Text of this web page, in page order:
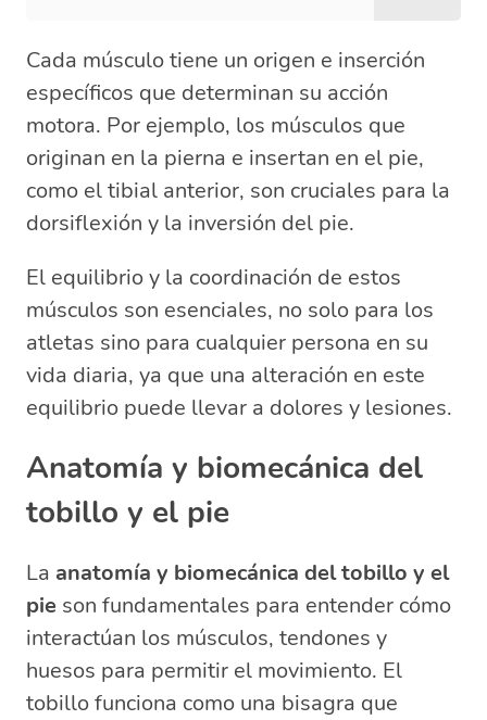
Cada músculo tiene un origen e inserción
específicos que determinan su acción
motora. Por ejemplo, los músculos que
originan en la pierna e insertan en el pie,
como el tibial anterior, son cruciales para la
dorsiflexión y la inversión del pie.
El equilibrio y la coordinación de estos
músculos son esenciales, no solo para los
atletas sino para cualquier persona en su
vida diaria, ya que una alteración en este
equilibrio puede llevar a dolores y lesiones.
Anatomía y biomecánica del
tobillo y el pie
La anatomía y biomecánica del tobillo y el
pie son fundamentales para entender cómo
interactúan los músculos, tendones y
huesos para permitir el movimiento. El
tobillo funciona como una bisagra que